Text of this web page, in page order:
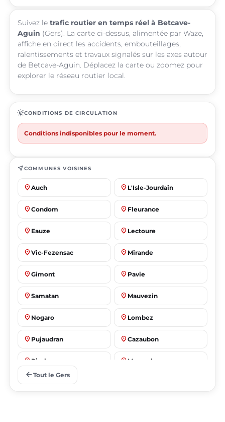
Suivez le trafic routier en temps réel à Betcave-
Aguin (Gers). La carte ci-dessus, alimentée par Waze,
affiche en direct les accidents, embouteillages,
ralentissements et travaux signalés sur les axes autour
de Betcave-Aguin. Déplacez la carte ou zoomez pour
explorer le réseau routier local.
routineCONDITIONS DE CIRCULATION
Conditions indisponibles pour le moment.
near_meCOMMUNES VOISINES
place Auch place L'Isle-Jourdain
place Condom place Fleurance
place Eauze place Lectoure
place Vic-Fezensac place Mirande
place Gimont place Pavie
place Samatan place Mauvezin
place Nogaro place Lombez
place Pujaudran place Cazaubon
place Riscle place Masseube
arrow_back Tout le Gers